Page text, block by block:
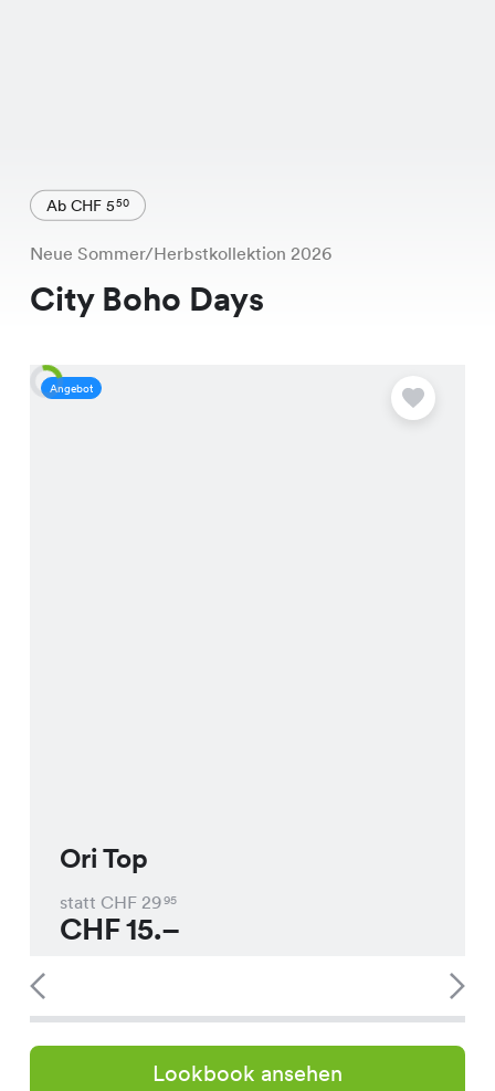
Ab CHF 550
Neue Sommer/Herbstkollektion 2026
City Boho Days
Angebot
Ori Top
statt CHF 2995
CHF15.–
Lookbook ansehen